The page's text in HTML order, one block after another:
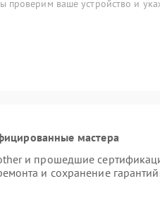
проверим ваше устройство и
мастера
и прошедшие
и сохранение